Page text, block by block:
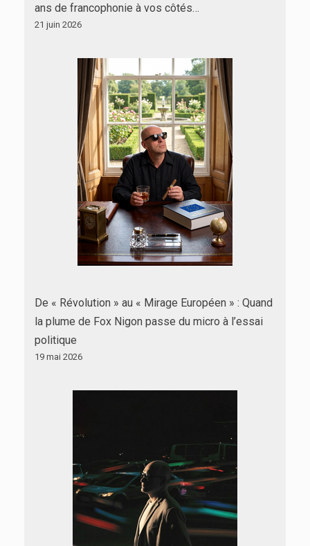
ans de francophonie à vos côtés…
21 juin 2026
De « Révolution » au « Mirage Européen » : Quand
la plume de Fox Nigon passe du micro à l’essai
politique
19 mai 2026